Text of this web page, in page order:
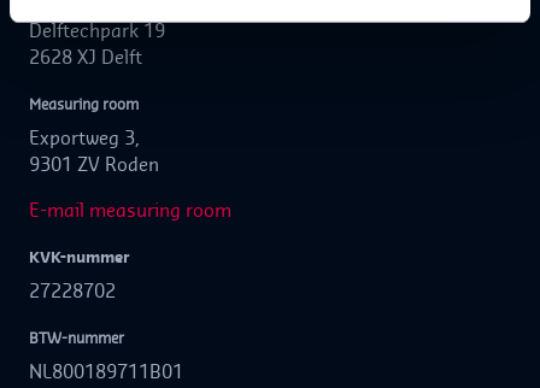
Delftechpark 19
2628 XJ Delft
Measuring room
Exportweg 3,
9301 ZV Roden
E-mail measuring room
KVK-nummer
27228702
BTW-nummer
NL800189711B01